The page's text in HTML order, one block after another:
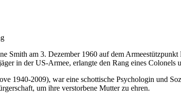
Smith am 3. Dezember 1960 auf dem
in der US-Armee, erlangte den Rang eines Colonels
1940-2009), war eine schottische Psychologin und
um ihre verstorbene Mutter zu ehren.